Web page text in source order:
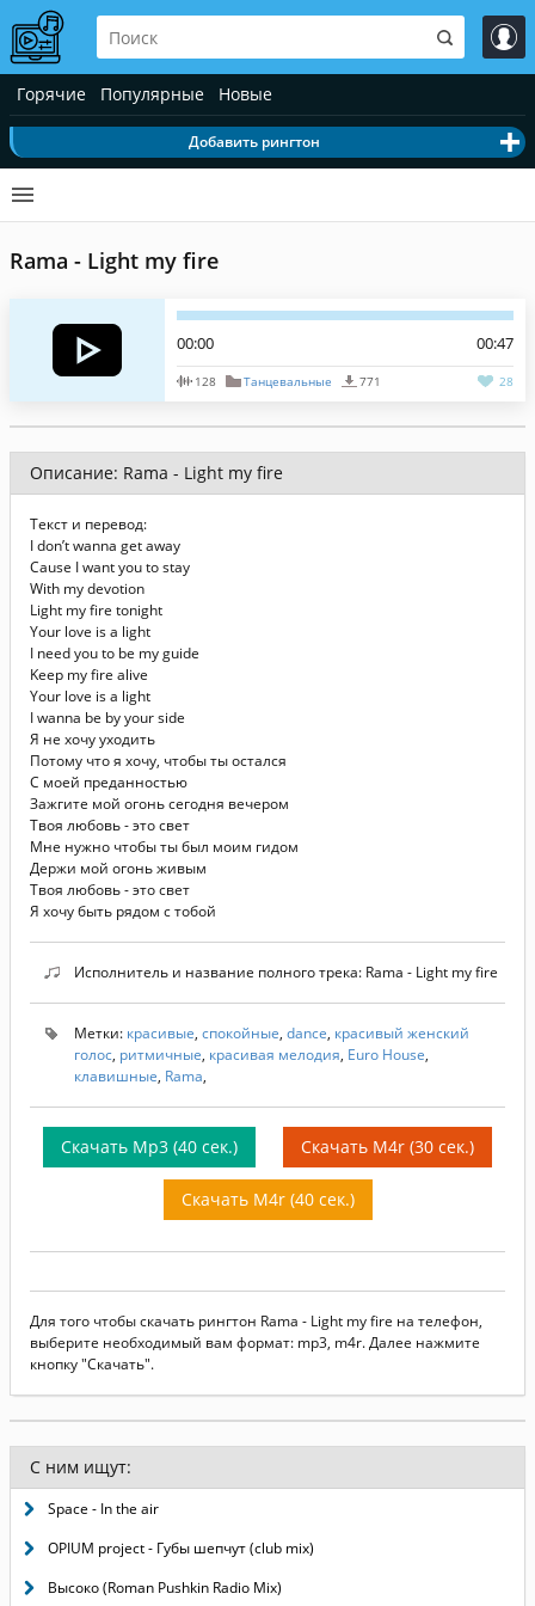
Горячие Популярные Новые
Добавить рингтон
Rama - Light my fire
00:00 00:47
128 Танцевальные 771 28
Описание: Rama - Light my fire
Текст и перевод:
I don’t wanna get away
Cause I want you to stay
With my devotion
Light my fire tonight
Your love is a light
I need you to be my guide
Keep my fire alive
Your love is a light
I wanna be by your side
Я не хочу уходить
Потому что я хочу, чтобы ты остался
С моей преданностью
Зажгите мой огонь сегодня вечером
Твоя любовь - это свет
Мне нужно чтобы ты был моим гидом
Держи мой огонь живым
Твоя любовь - это свет
Я хочу быть рядом с тобой
Исполнитель и название полного трека: Rama - Light my fire
Метки: красивые, спокойные, dance, красивый женский
голос, ритмичные, красивая мелодия, Euro House,
клавишные, Rama,
Скачать Mp3 (40 сек.) Скачать M4r (30 сек.)
Скачать M4r (40 сек.)
Для того чтобы скачать рингтон Rama - Light my fire на телефон,
выберите необходимый вам формат: mp3, m4r. Далее нажмите
кнопку "Скачать".
С ним ищут:
Space - In the air
OPIUM project - Губы шепчут (club mix)
Высоко (Roman Pushkin Radio Mix)